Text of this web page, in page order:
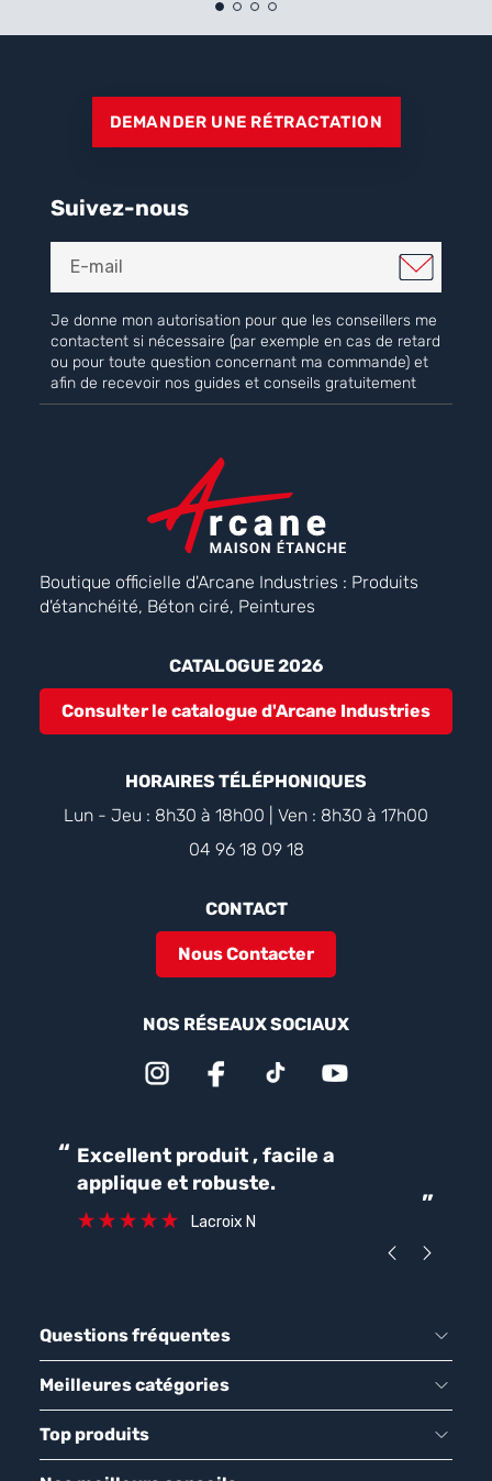
DEMANDER UNE RÉTRACTATION
Suivez-nous
Je donne mon autorisation pour que les conseillers me
contactent si nécessaire (par exemple en cas de retard
ou pour toute question concernant ma commande) et
afin de recevoir nos guides et conseils gratuitement
Boutique officielle d'Arcane Industries : Produits
d'étanchéité, Béton ciré, Peintures
CATALOGUE 2026
Consulter le catalogue d'Arcane Industries
HORAIRES TÉLÉPHONIQUES
Lun - Jeu : 8h30 à 18h00 | Ven : 8h30 à 17h00
04 96 18 09 18
CONTACT
Nous Contacter
NOS RÉSEAUX SOCIAUX
“
”
Excellent produit , facile a
applique et robuste.
Lacroix N
Questions fréquentes
Meilleures catégories
Top produits